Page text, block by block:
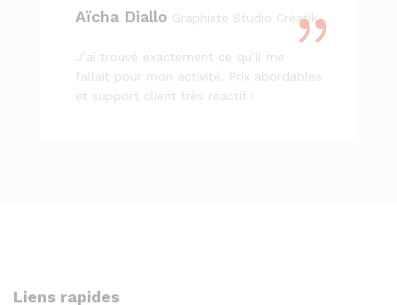
Aïcha Diallo Graphiste Studio Créatik
J’ai trouvé exactement ce qu’il me
fallait pour mon activité. Prix abordables
et support client très réactif !
Liens rapides